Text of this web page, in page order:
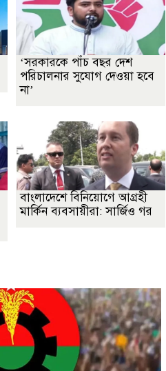
‘সরকারকে পাঁচ বছর দেশ
পরিচালনার সুযোগ দেওয়া হবে
না’
বাংলাদেশে বিনিয়োগে আগ্রহী
মার্কিন ব্যবসায়ীরা: সার্জিও গর